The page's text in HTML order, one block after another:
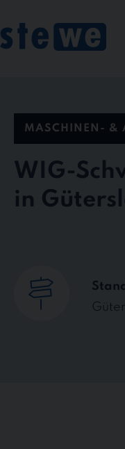
content
MASCHINEN- &
WIG-
in